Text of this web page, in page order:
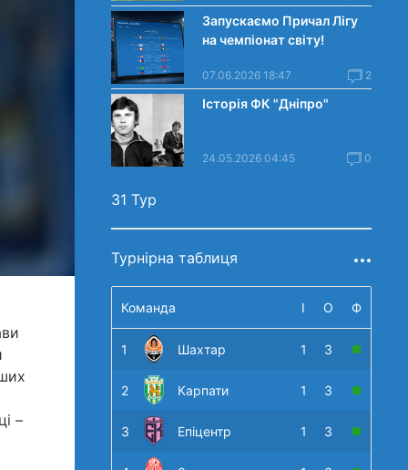
–
Запускаємо Причал Лігу
на чемпіонат світу!
07.06.2026 18:47 2
Історія ФК "Дніпро"
24.05.2026 04:45 0
31 Тур
Турнірна таблиця
Команда І О Ф
1 Шахтар 1 3
2 Карпати 1 3
3 Епіцентр 1 3